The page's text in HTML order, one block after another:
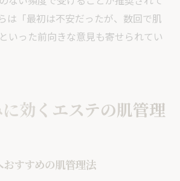
は「最初は不安だったが、数回で肌
いった前向きな意見も寄せられてい
効くエステの肌管理
おすすめの肌管理法